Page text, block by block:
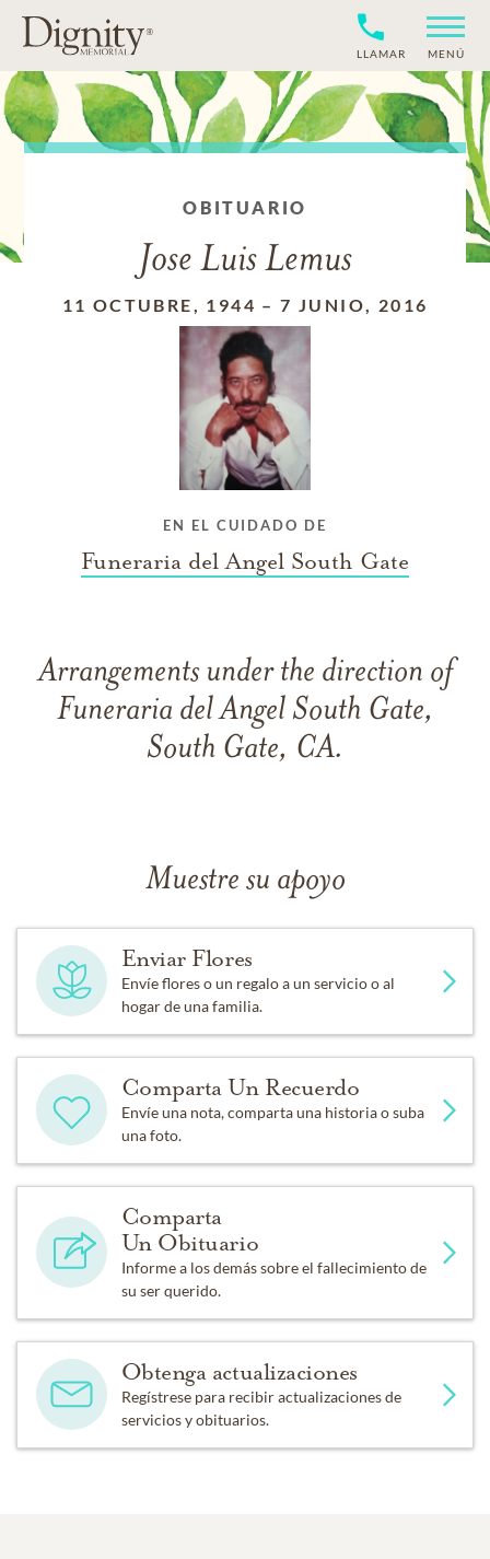
LLAMAR MENÚ
OBITUARIO
Jose Luis Lemus
11 OCTUBRE, 1944 –7 JUNIO, 2016
EN EL CUIDADO DE
Funeraria del Angel South Gate
Arrangements under the direction of
Funeraria del Angel South Gate,
South Gate, CA.
Muestre su apoyo
Enviar Flores
Envíe flores o un regalo a un servicio o al
hogar de una familia.
Comparta Un Recuerdo
Envíe una nota, comparta una historia o suba
una foto.
Comparta
Un Obituario
Informe a los demás sobre el fallecimiento de
su ser querido.
Obtenga actualizaciones
Regístrese para recibir actualizaciones de
servicios y obituarios.